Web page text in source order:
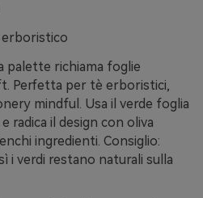
erboristico
palette richiama foglie
Perfetta per tè erboristici,
mindful. Usa il verde foglia
radica il design con oliva
ingredienti. Consiglio:
i verdi restano naturali sulla